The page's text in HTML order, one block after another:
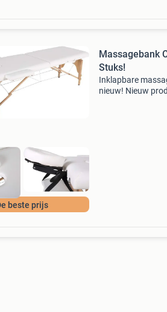
beste prijs
Massagebank
Stuks!
Inklapbare
nieuw! Nieuw